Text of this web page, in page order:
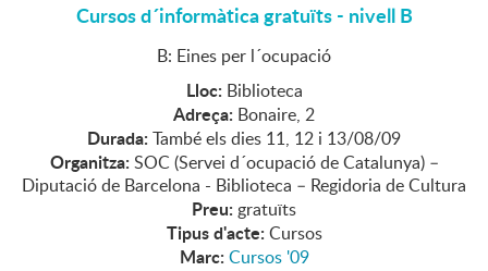
Cursos d´informàtica gratuïts - nivell B
B: Eines per l´ocupació
Lloc: Biblioteca
Adreça: Bonaire, 2
Durada: També els dies 11, 12 i 13/08/09
Organitza: SOC (Servei d´ocupació de Catalunya) –
Diputació de Barcelona - Biblioteca – Regidoria de Cultura
Preu: gratuïts
Tipus d'acte: Cursos
Marc: Cursos '09